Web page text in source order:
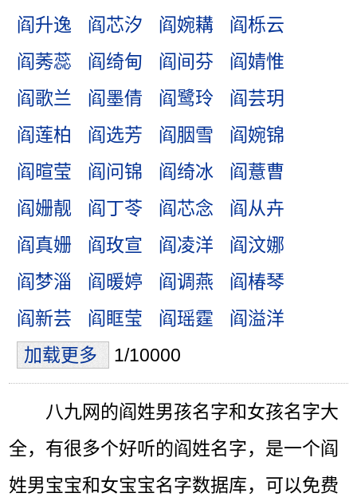
阎升逸
阎芯汐 阎婉耩
阎栎云
阎莠蕊
阎绮甸 阎间芬
阎婧惟
阎歌兰
阎墨倩 阎鹭玲
阎芸玥
阎莲柏
阎选芳 阎胭雪
阎婉锦
阎暄莹
阎问锦 阎绮冰
阎薏曹
阎姗靓
阎丁苓 阎芯念
阎从卉
阎真姗
阎玫宣 阎凌洋
阎汶娜
阎梦淄
阎暖婷 阎调燕
阎椿琴
阎新芸
阎眶莹 阎瑶霆
阎溢洋
加载更多
1/10000
八九网的阎姓男孩名字和女孩名字大
全，有很多个好听的阎姓名字，是一个阎
姓男宝宝和女宝宝名字数据库，可以免费